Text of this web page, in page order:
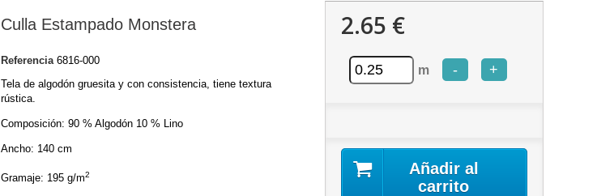
Culla Estampado Monstera
Referencia 6816-000
Tela de algodón gruesita y con consistencia, tiene textura
rústica.
Composición: 90 % Algodón 10 % Lino
Ancho: 140 cm
Gramaje: 195 g/m2
2.65 €
m - +
Añadir al
carrito